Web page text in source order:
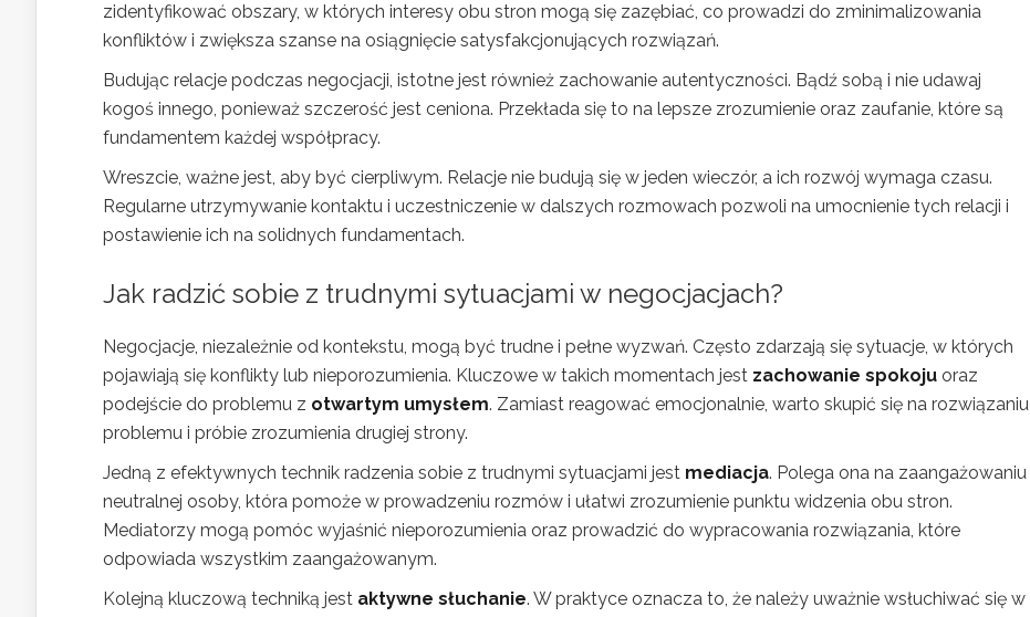
zidentyfikować obszary, w których interesy obu stron mogą się zazębiać, co prowadzi do zminimalizowania
konfliktów i zwiększa szanse na osiągnięcie satysfakcjonujących rozwiązań.
Budując relacje podczas negocjacji, istotne jest również zachowanie autentyczności. Bądź sobą i nie udawaj
kogoś innego, ponieważ szczerość jest ceniona. Przekłada się to na lepsze zrozumienie oraz zaufanie, które są
fundamentem każdej współpracy.
Wreszcie, ważne jest, aby być cierpliwym. Relacje nie budują się w jeden wieczór, a ich rozwój wymaga czasu.
Regularne utrzymywanie kontaktu i uczestniczenie w dalszych rozmowach pozwoli na umocnienie tych relacji i
postawienie ich na solidnych fundamentach.
Jak radzić sobie z trudnymi sytuacjami w negocjacjach?
Negocjacje, niezależnie od kontekstu, mogą być trudne i pełne wyzwań. Często zdarzają się sytuacje, w których
pojawiają się konflikty lub nieporozumienia. Kluczowe w takich momentach jest zachowanie spokoju oraz
podejście do problemu z otwartym umysłem. Zamiast reagować emocjonalnie, warto skupić się na rozwiązaniu
problemu i próbie zrozumienia drugiej strony.
Jedną z efektywnych technik radzenia sobie z trudnymi sytuacjami jest mediacja. Polega ona na zaangażowaniu
neutralnej osoby, która pomoże w prowadzeniu rozmów i ułatwi zrozumienie punktu widzenia obu stron.
Mediatorzy mogą pomóc wyjaśnić nieporozumienia oraz prowadzić do wypracowania rozwiązania, które
odpowiada wszystkim zaangażowanym.
Kolejną kluczową techniką jest aktywne słuchanie. W praktyce oznacza to, że należy uważnie wsłuchiwać się w